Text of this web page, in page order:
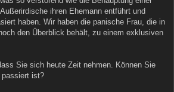
ihren Ehemann entführt und
haben. Wir haben die panische Frau, die in
den Überblick behält, zu einem exklusiven
Sie sich heute Zeit nehmen. Können Sie
passiert ist?